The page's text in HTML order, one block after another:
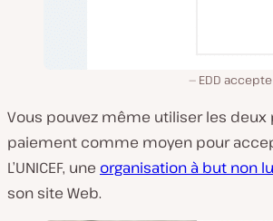
EDD
Vous pouvez même utiliser les deux
paiement comme moyen pour
L’UNICEF, une organisation à but non
son site Web.